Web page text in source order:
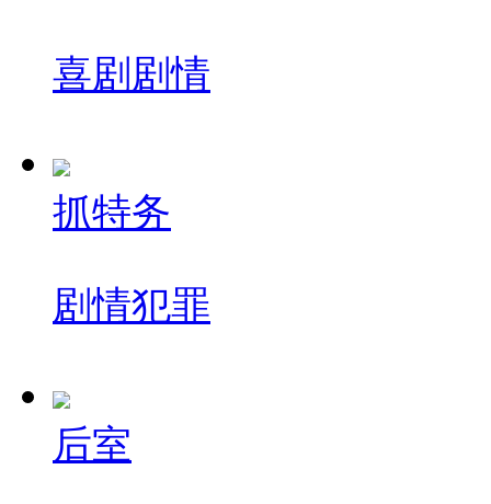
喜剧 剧情
抓特务
剧情犯罪
后室